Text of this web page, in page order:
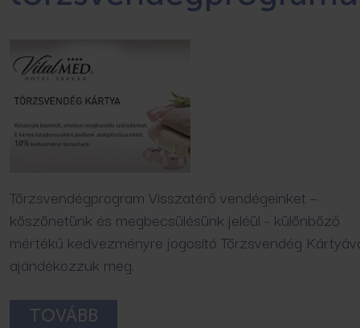
Törzsvendégprogram Visszatérő vendégeinket –
köszönetünk és megbecsülésünk jeléül - különböző
mértékű kedvezményre jogosító Törzsvendég
ajándékozzuk meg.
TOVÁBB